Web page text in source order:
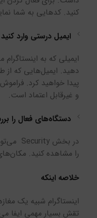
کنید. کدهایی به شما
ایمیل درستی وارد کنید
ایمیلی که به
دهید. ایمیل‌هایی که از
پیدا خواهید کرد.
و غیرقابل اعتماد است.
دستگاه‌های فعال را
را مشاهده کنید.
خلاصه اینکه
اینستاگرام شبیه یک
تقش بسیار مهمی ایفا